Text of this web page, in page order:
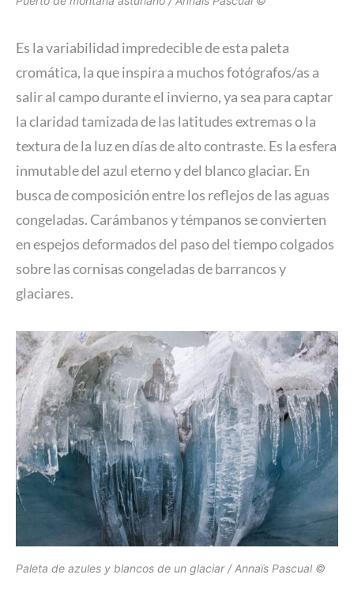
Es la variabilidad impredecible de esta paleta
cromática, la que inspira a muchos fotógrafos/as a
salir al campo durante el invierno, ya sea para captar
la claridad tamizada de las latitudes extremas o la
textura de la luz en días de alto contraste. Es la esfera
inmutable del azul eterno y del blanco glaciar. En
busca de composición entre los reflejos de las aguas
congeladas. Carámbanos y témpanos se convierten
en espejos deformados del paso del tiempo colgados
sobre las cornisas congeladas de barrancos y
glaciares.
Paleta de azules y blancos de un glaciar / Annaïs Pascual ©